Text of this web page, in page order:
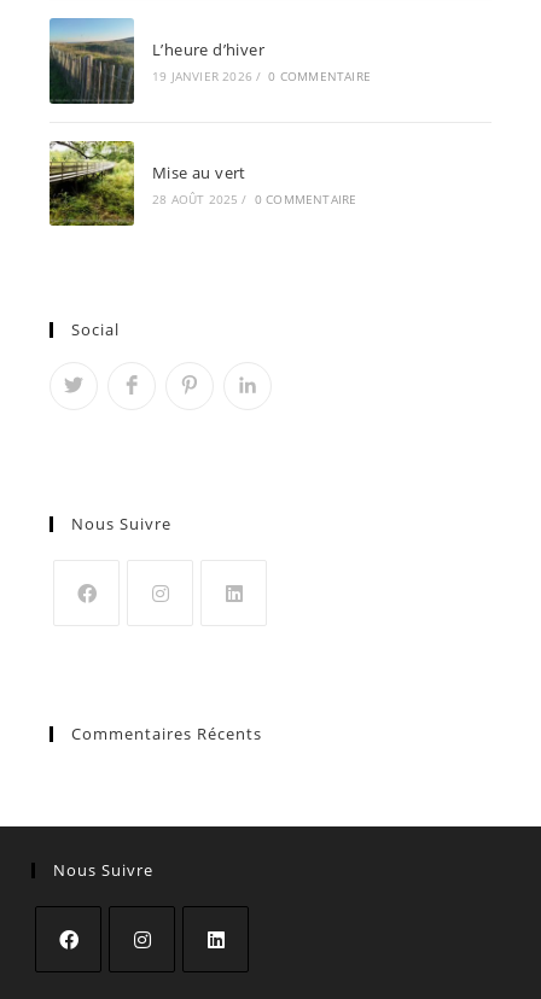
L’heure d’hiver
19 JANVIER 2026 / 0 COMMENTAIRE
Mise au vert
28 AOÛT 2025 / 0 COMMENTAIRE
Social
Nous Suivre
Commentaires Récents
Nous Suivre